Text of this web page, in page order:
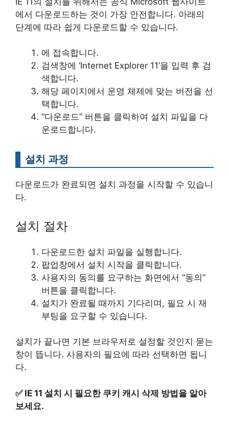
에서 다운로드하는 것이 가장 안전합니다. 아래의
단계에 따라 쉽게 다운로드할 수 있습니다.
에 접속합니다.
검색창에 ‘Internet Explorer 11’을 입력 후 검
색합니다.
해당 페이지에서 운영 체제에 맞는 버전을 선
택합니다.
“다운로드” 버튼을 클릭하여 설치 파일을 다
운로드합니다.
설치 과정
다운로드가 완료되면 설치 과정을 시작할 수 있습니
다.
설치 절차
다운로드한 설치 파일을 실행합니다.
팝업창에서 설치 시작을 클릭합니다.
사용자의 동의를 요구하는 화면에서 “동의”
버튼을 클릭합니다.
설치가 완료될 때까지 기다리며, 필요 시 재
부팅을 요구할 수 있습니다.
설치가 끝나면 기본 브라우저로 설정할 것인지 묻는
창이 뜹니다. 사용자의 필요에 따라 선택하면 됩니
다.
✅ IE 11 설치 시 필요한 쿠키 캐시 삭제 방법을 알아
보세요.